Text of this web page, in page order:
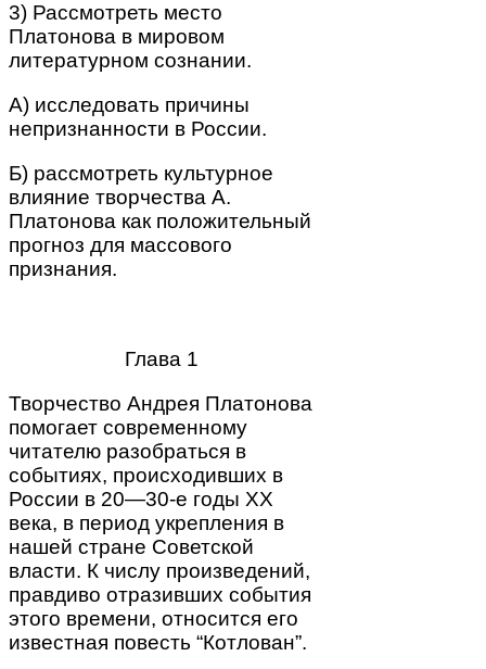
3) Рассмотреть место
Платонова в мировом
литературном сознании.
А) исследовать причины
непризнанности в России.
Б) рассмотреть культурное
влияние творчества А.
Платонова как положительный
прогноз для массового
признания.
Глава 1
Творчество Андрея Платонова
помогает современному
читателю разобраться в
событиях, происходивших в
России в 20—30-е годы XX
века, в период укрепления в
нашей стране Советской
власти. К числу произведений,
правдиво отразивших события
этого времени, относится его
известная повесть “Котлован”.